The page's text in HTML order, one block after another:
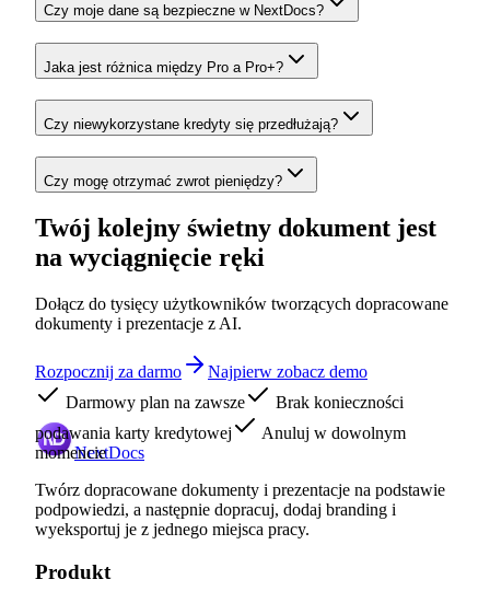
Czy moje dane są bezpieczne w NextDocs?
Jaka jest różnica między Pro a Pro+?
Czy niewykorzystane kredyty się przedłużają?
Czy mogę otrzymać zwrot pieniędzy?
Twój kolejny świetny dokument jest
na wyciągnięcie ręki
Dołącz do tysięcy użytkowników tworzących dopracowane
dokumenty i prezentacje z AI.
Rozpocznij za darmo
Najpierw zobacz demo
Darmowy plan na zawsze
Brak konieczności
podawania karty kredytowej
Anuluj w dowolnym
momencieNextDocs
Twórz dopracowane dokumenty i prezentacje na podstawie
podpowiedzi, a następnie dopracuj, dodaj branding i
wyeksportuj je z jednego miejsca pracy.
Produkt